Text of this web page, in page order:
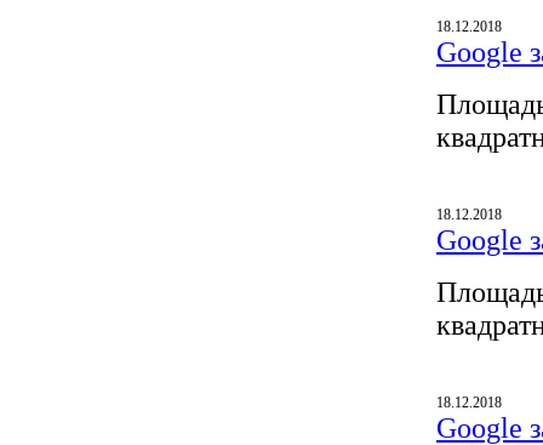
18.12.2018
Google
18.12.2018
Google
18.12.2018
Google